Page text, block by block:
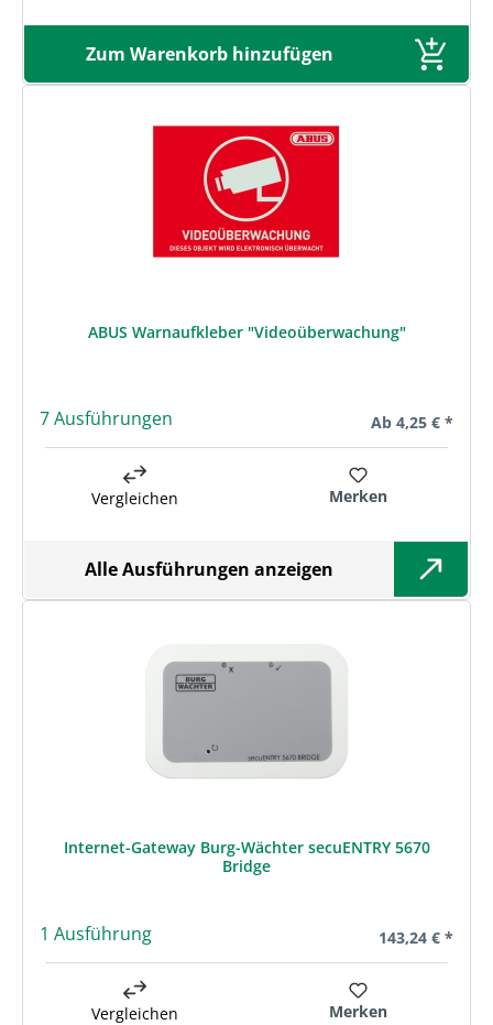
Zum Warenkorb hinzufügen
ABUS Warnaufkleber "Videoüberwachung"
7 Ausführungen Regulärer Preis:
Ab 4,25 € *
Vergleichen Merken
Alle Ausführungen anzeigen
Internet-Gateway Burg-Wächter secuENTRY 5670
Bridge
1 Ausführung Regulärer
143,24 € *
Vergleichen Merken